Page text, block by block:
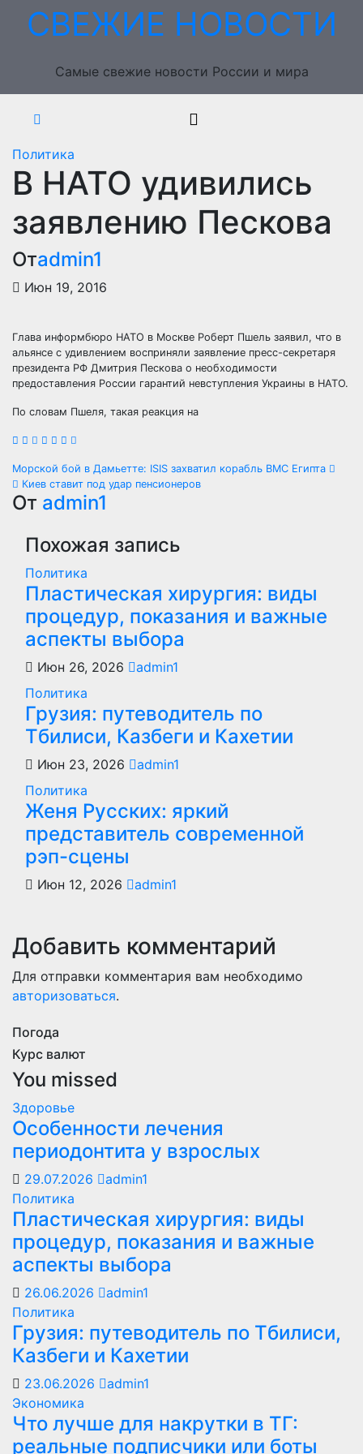
ПерейтиСВЕЖИЕ НОВОСТИ
Самые свежие новости России и мира
Политика
В НАТО удивились
заявлению Пескова
Отadmin1
Июн 19, 2016
Глава информбюро НАТО в Москве Роберт Пшель заявил, что в
альянсе с удивлением восприняли заявление пресс-секретаря
президента РФ Дмитрия Пескова о необходимости
предоставления России гарантий невступления Украины в НАТО.
По словам Пшеля, такая реакция на
Навигация
по
записям
Морской бой в Дамьетте: ISIS захватил корабль ВМС Египта
Киев ставит под удар пенсионеров
От admin1
Похожая запись
Политика
Пластическая хирургия: виды
процедур, показания и важные
аспекты выбора
Июн 26, 2026
admin1
Политика
Грузия: путеводитель по
Тбилиси, Казбеги и Кахетии
Июн 23, 2026
admin1
Политика
Женя Русских: яркий
представитель современной
рэп-сцены
Июн 12, 2026 admin1
Добавить комментарий
Для отправки комментария вам необходимо
авторизоваться.
Погода
Курс валют
You missed
Здоровье
Особенности лечения
периодонтита у взрослых
29.07.2026
admin1
Политика
Пластическая хирургия: виды
процедур, показания и важные
аспекты выбора
26.06.2026
admin1
Политика
Грузия: путеводитель по Тбилиси,
Казбеги и Кахетии
23.06.2026
admin1
Экономика
Что лучше для накрутки в ТГ:
реальные подписчики или боты